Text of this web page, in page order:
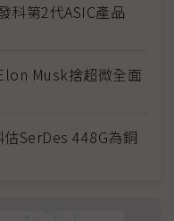
第2代ASIC產品
Musk捨超微全面
SerDes 448G為銅